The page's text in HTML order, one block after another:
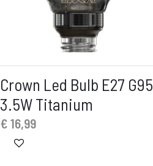
Crown Led Bulb E27 G95
3.5W Titanium
€16,99